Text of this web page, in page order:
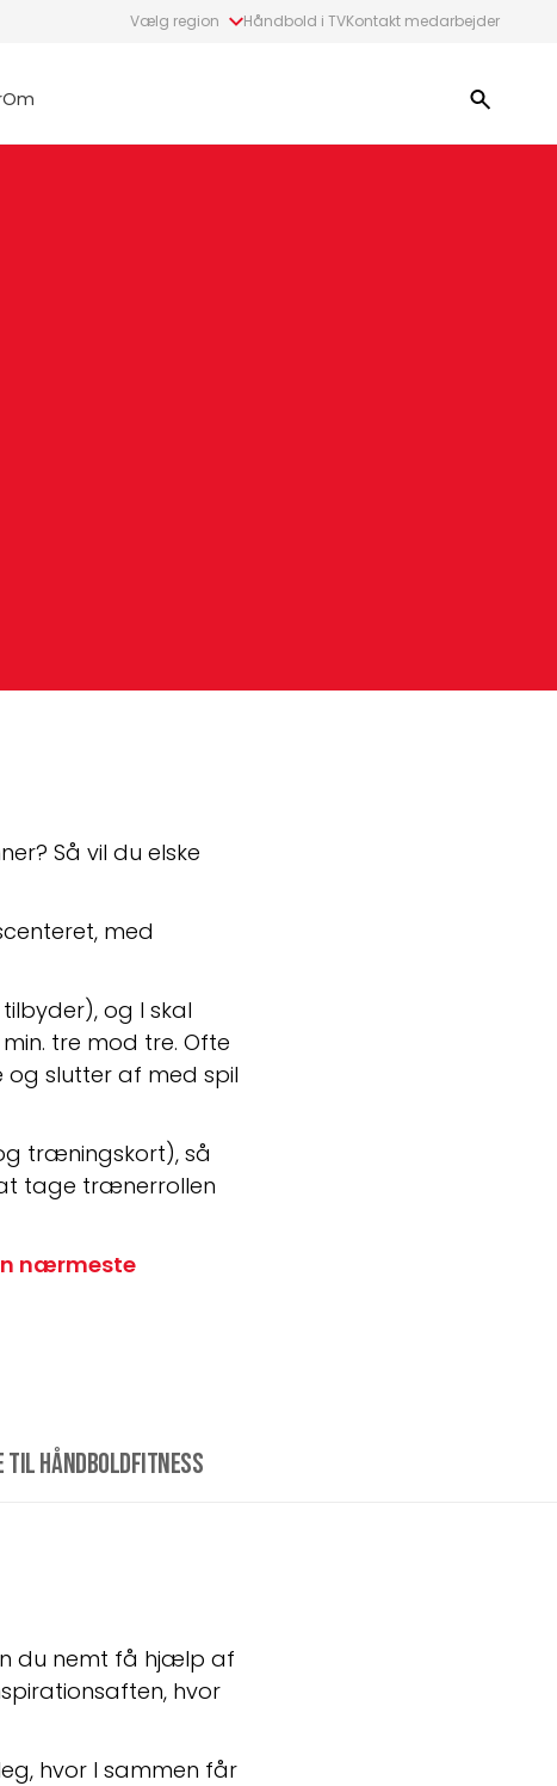
Vælg region Håndbold i TVKontakt medarbejder
Om
Så vil du elske
med
og I skal
tre mod tre. Ofte
slutter af med spil
træningskort), så
tage trænerrollen
nærmeste
til Håndboldfitness
du nemt få hjælp af
hvor
hvor I sammen får